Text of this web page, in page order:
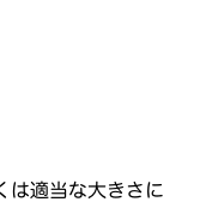
は適当な大きさに